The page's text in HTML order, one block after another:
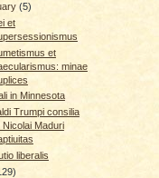
(5)
et
et
minae
in Minnesota
Trumpi consilia
Nicolai Maduri
liberalis